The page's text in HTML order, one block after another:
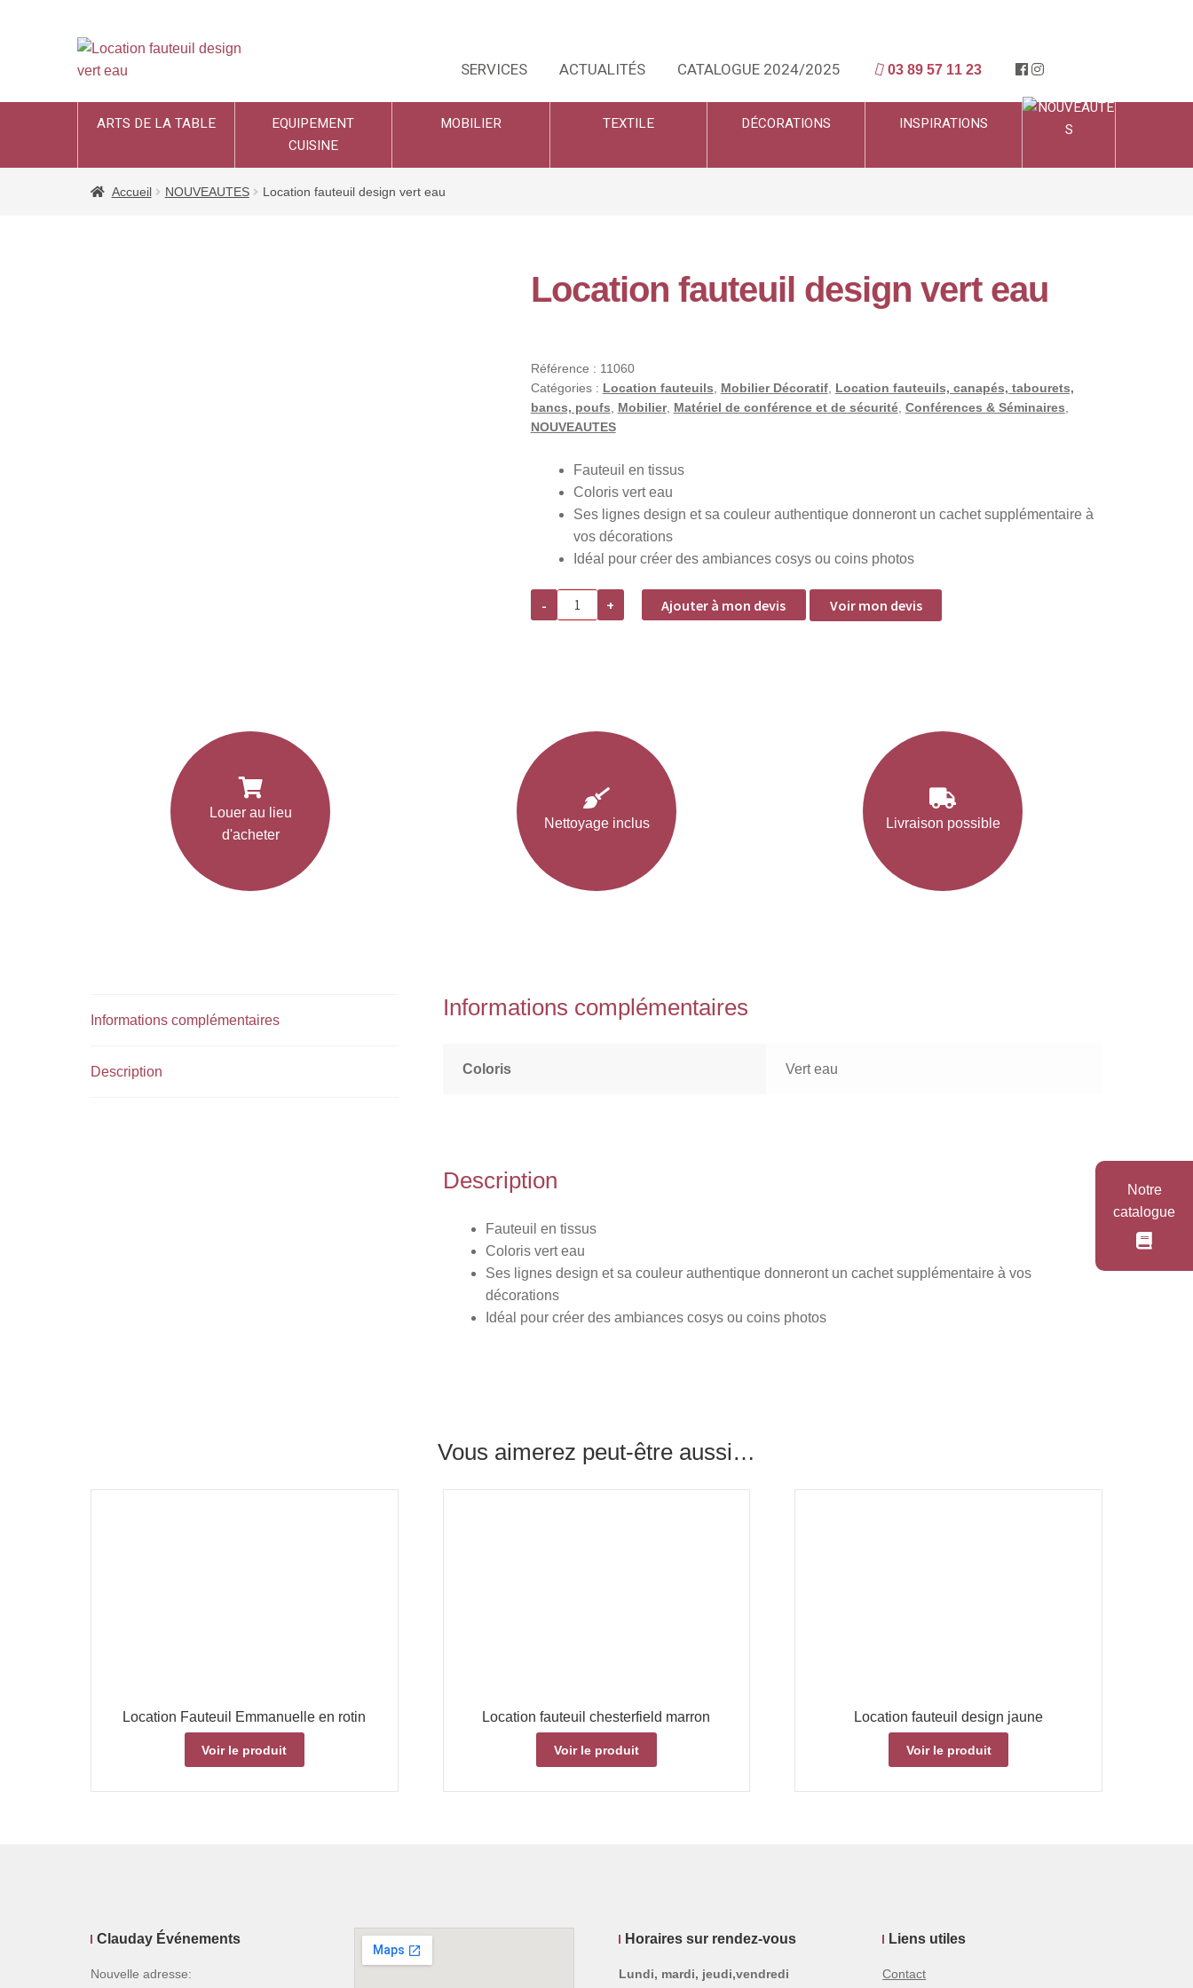
Notre
catalogue
SERVICES ACTUALITÉS CATALOGUE 2024/2025 03 89 57 11 23
ARTS DE LA TABLE
EQUIPEMENT
CUISINE
MOBILIER TEXTILE DÉCORATIONS INSPIRATIONS
Accueil NOUVEAUTES Location fauteuil design vert eau
Location fauteuil design vert eau
Référence : 11060
Catégories : Location fauteuils Mobilier Décoratif, Location fauteuils, canapés, tabourets,
bancs, poufs
Mobilier, Matériel de conférence et de sécurité, Conférences & Séminaires
NOUVEAUTES
Fauteuil en tissus
Coloris vert eau
Ses lignes design et sa couleur authentique donneront un cachet supplémentaire à
vos décorations
Idéal pour créer des ambiances cosys ou coins photos
-
quantité
Location
+ Ajouter à mon devis Voir mon devis
Louer au lieu
d'acheter
Nettoyage inclus Livraison possible
Informations complémentaires
Description
Informations complémentaires
Coloris Vert eau
Description
Fauteuil en tissus
Coloris vert eau
Ses lignes design et sa couleur authentique donneront un cachet supplémentaire à vos
décorations
Idéal pour créer des ambiances cosys ou coins photos
Vous aimerez peut-être aussi…
Location Fauteuil Emmanuelle en rotin
Voir le produit
Location fauteuil chesterfield marron
Voir le produit
Location fauteuil design jaune
Voir le produit
Clauday Événements
Nouvelle adresse:
Horaires sur rendez-vous
Lundi, mardi, jeudi,vendredi
Liens utiles
Contact